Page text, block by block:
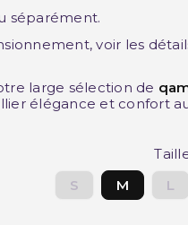
séparément.
voir les
large sélection de
élégance et confort
S
M L